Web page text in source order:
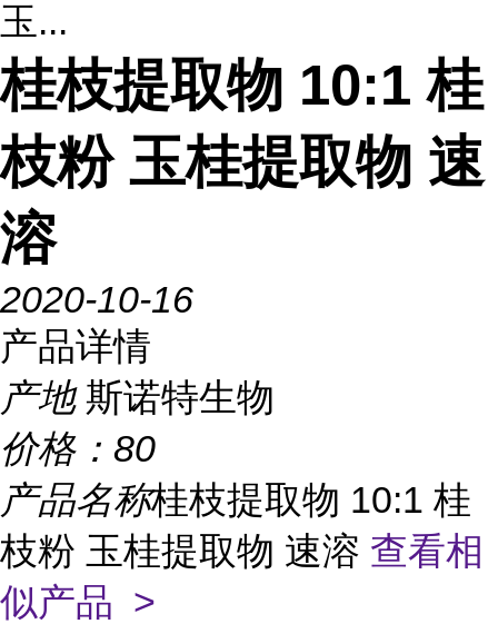
玉...
桂枝提取物 10:1 桂
枝粉 玉桂提取物 速
溶
2020-10-16
产品详情
产地 斯诺特生物
价格： 80
产品名称桂枝提取物 10:1 桂
枝粉 玉桂提取物 速溶 查看相
似产品 >